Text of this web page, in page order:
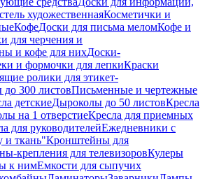
художественнаяКосметички и
КофеДоски для письма меломКофе и
для черчения и
и кофе для нихДоски-
и формочки для лепкиКраски
ролики для этикет-
300 листовПисьменные и чертежные
детскиеДыроколы до 50 листовКресла
на 1 отверстиеКресла для приемных
для руководителейЕжедневники с
и ткань"Кронштейны для
крепления для телевизоровКулеры
к нимЕмкости для сыпучих